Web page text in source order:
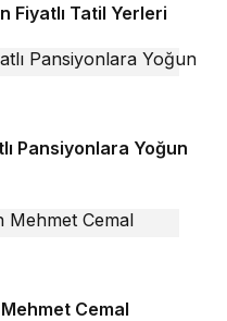
Fiyatlı Tatil Yerleri
Pansiyonlara Yoğun
Cemal